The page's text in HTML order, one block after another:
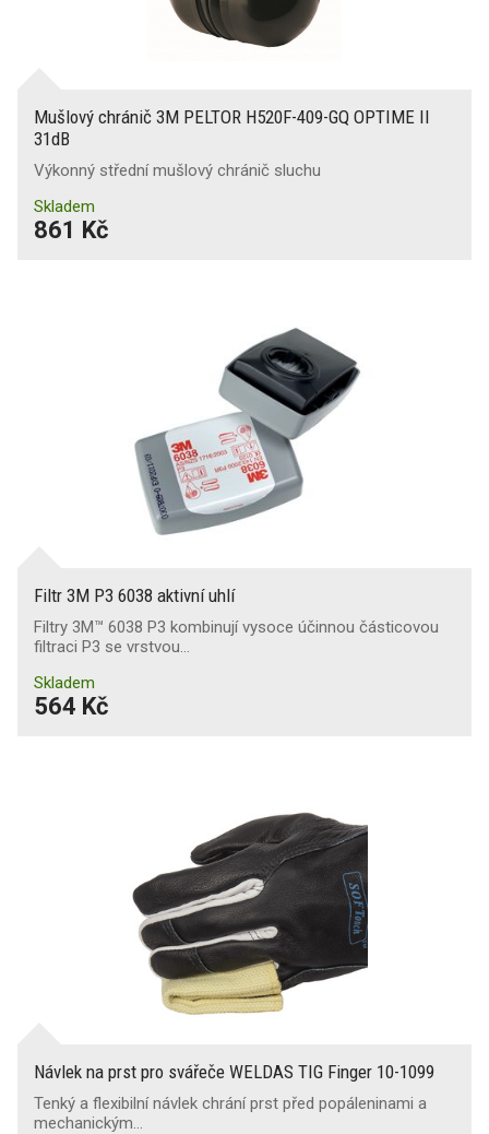
Mušlový chránič 3M PELTOR H520F-409-GQ OPTIME II
31dB
Výkonný střední mušlový chránič sluchu
Skladem
861 Kč
Filtr 3M P3 6038 aktivní uhlí
Filtry 3M™ 6038 P3 kombinují vysoce účinnou částicovou
filtraci P3 se vrstvou…
Skladem
564 Kč
Návlek na prst pro svářeče WELDAS TIG Finger 10-1099
Tenký a flexibilní návlek chrání prst před popáleninami a
mechanickým…